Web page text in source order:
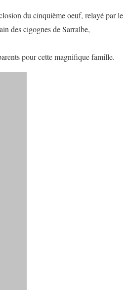
du cinquième oeuf, relayé par le
des cigognes de Sarralbe,
pour cette magnifique famille.